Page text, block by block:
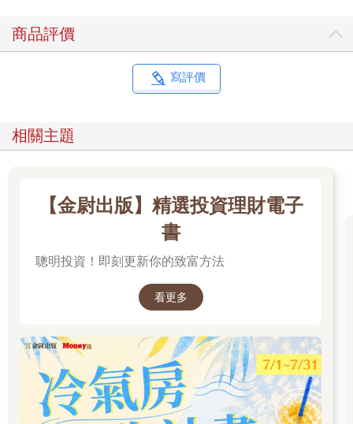
人有同樣的盲點：我知道運動對你有「好處」，所以它一定有助
於減脂。 但也許並非如此。 當然，我們過去過於誇大地聲稱運動
能直接將身上的脂肪「燒掉」。感受那股燃燒感吧，兄弟！而如
今，隨著各種低溫療法和冷凍治療的出現，我們使用極端的寒冷
們作出更好的選擇，並將寶貴的自律精力省下來，好讓我們能專
候…… 有人舉手了。我知道接下來的問題會是什麼，永遠都是同
開始踏上ES4FL的旅程，幾乎是立刻就將它公之於眾了。說真
的，我花了一輩子試著讓自己變得更大隻、更快、更強壯、更加
大。 情感上，沒有變得更大隻，對我而言是件難受的事。我有
「肌肉上癮症」（bigorexia）。從小我就想變大隻。湯姆．漢克
（Bigger）。（譯按：湯姆．漢克斯主演的電影原名為《飛進未
來》〔Big〕） 我收到很多關於使用「簡單肌力」模式減脂的電子
脂而不再使用「減重」這個詞。 如果把你的腿切掉，你就會減輕
體重。這和減脂不一樣。 聽著，減掉體脂需要花一些工夫。我認
為增肌是最困難的事情.......緊跟在後的就是減掉體脂。 但我並不
是憑空「發明」這個的。我列舉出一些非常聰明的人。我們就來
回顧一下我學到的東西，我就是這樣整理出這些基本架構的。 我
商品評價
寫評價
相關主題
【金尉出版】精選投資理財電子
書
聰明投資！即刻更新你的致富方法
看更多